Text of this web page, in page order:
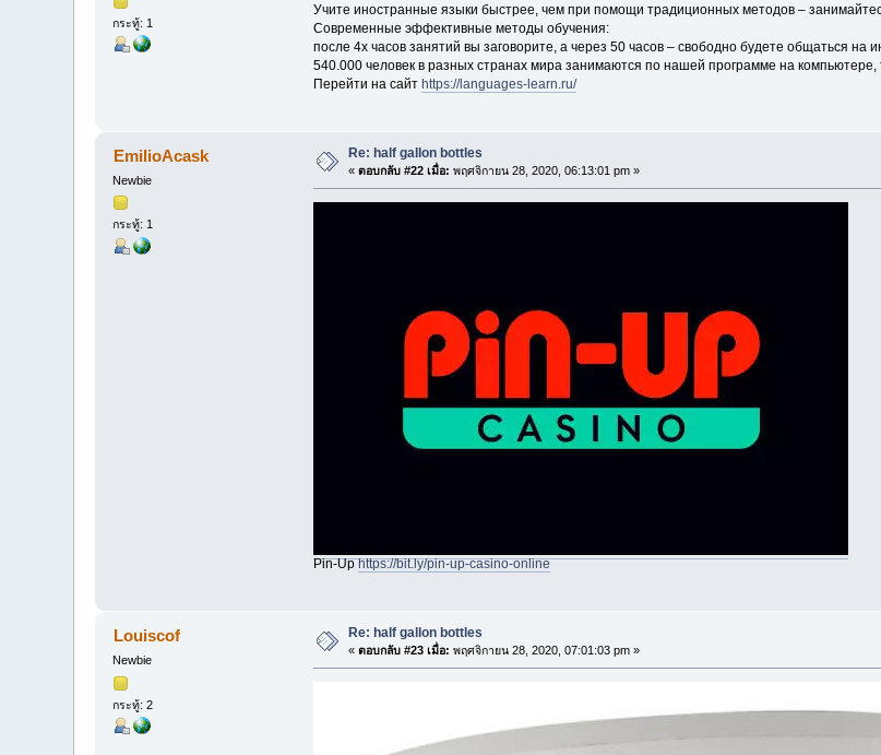
กระทู้: 1
Учите иностранные языки быстрее, чем при помощи традиционных методов –
Современные эффективные методы обучения:
после 4х часов занятий вы заговорите, а через 50 часов – свободно будете общаться на
540.000 человек в разных странах мира занимаются по нашей программе на
Перейти на сайт https://languages-learn.ru/
EmilioAcask
Newbie
กระทู้: 1
Re: half gallon bottles
«ตอบกลับ #22 เมื่อ: พฤศจิกายน 28, 2020, 06:13:01 pm »
Pin-Uphttps://bit.ly/pin-up-casino-online
Louiscof
Newbie
กระทู้: 2
Re: half gallon bottles
«ตอบกลับ #23 เมื่อ: พฤศจิกายน 28, 2020, 07:01:03 pm »